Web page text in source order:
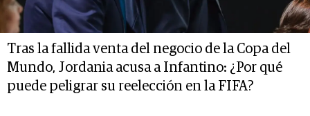
Tras la fallida venta del negocio de la Copa del
Mundo, Jordania acusa a Infantino: ¿Por qué
puede peligrar su reelección en la FIFA?